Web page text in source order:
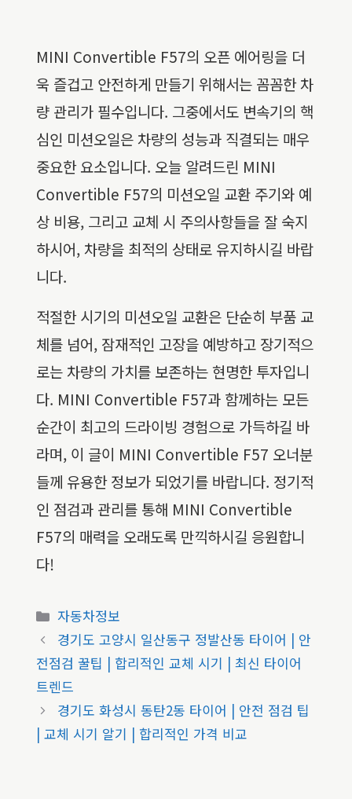
MINI Convertible F57의 오픈 에어링을 더
욱 즐겁고 안전하게 만들기 위해서는 꼼꼼한 차
량 관리가 필수입니다. 그중에서도 변속기의 핵
심인 미션오일은 차량의 성능과 직결되는 매우
중요한 요소입니다. 오늘 알려드린 MINI
Convertible F57의 미션오일 교환 주기와 예
상 비용, 그리고 교체 시 주의사항들을 잘 숙지
하시어, 차량을 최적의 상태로 유지하시길 바랍
니다.
적절한 시기의 미션오일 교환은 단순히 부품 교
체를 넘어, 잠재적인 고장을 예방하고 장기적으
로는 차량의 가치를 보존하는 현명한 투자입니
다. MINI Convertible F57과 함께하는 모든
순간이 최고의 드라이빙 경험으로 가득하길 바
라며, 이 글이 MINI Convertible F57 오너분
들께 유용한 정보가 되었기를 바랍니다. 정기적
인 점검과 관리를 통해 MINI Convertible
F57의 매력을 오래도록 만끽하시길 응원합니
다!
카
테
고
리
자동차정보
경기도 고양시 일산동구 정발산동 타이어 | 안
전점검 꿀팁 | 합리적인 교체 시기 | 최신 타이어
트렌드
경기도 화성시 동탄2동 타이어 | 안전 점검 팁
| 교체 시기 알기 | 합리적인 가격 비교